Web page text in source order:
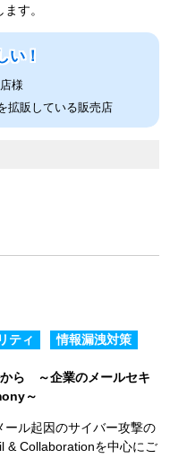
す。
い！
様
拡販している販売店
ティ 情報漏洩対策
ら ～企業のメールセキ
～
ル起因のサイバー攻撃の
& Collaborationを中心にご